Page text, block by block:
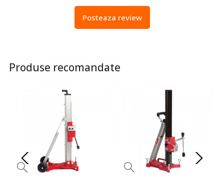
Posteaza review
Produse recomandate